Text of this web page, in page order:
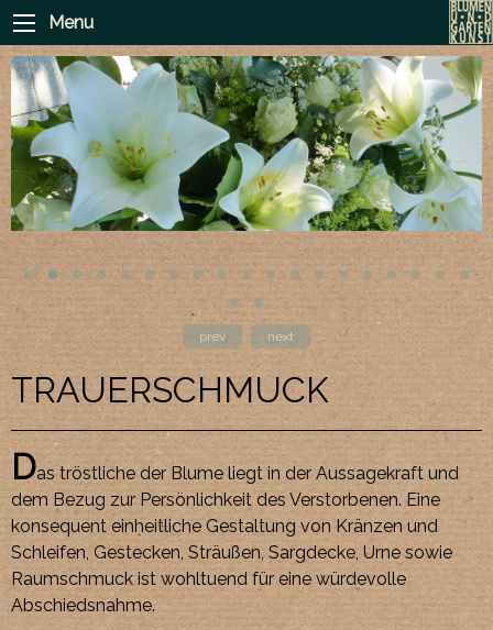
Menu
prev next
TRAUERSCHMUCK
Das tröstliche der Blume liegt in der Aussagekraft und
dem Bezug zur Persönlichkeit des Verstorbenen. Eine
konsequent einheitliche Gestaltung von Kränzen und
Schleifen, Gestecken, Sträußen, Sargdecke, Urne sowie
Raumschmuck ist wohltuend für eine würdevolle
Abschiedsnahme.